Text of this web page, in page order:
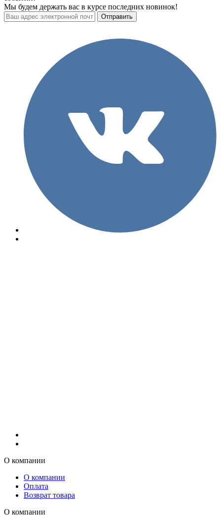
Мы будем держать вас в курсе последних новинок!
О компании
О компании
Оплата
Возврат товара
О компании